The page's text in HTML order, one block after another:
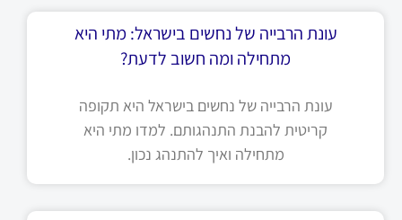
עונת הרבייה של נחשים בישראל: מתי היא
מתחילה ומה חשוב לדעת?
עונת הרבייה של נחשים בישראל היא תקופה
קריטית להבנת התנהגותם. למדו מתי היא
מתחילה ואיך להתנהג נכון.